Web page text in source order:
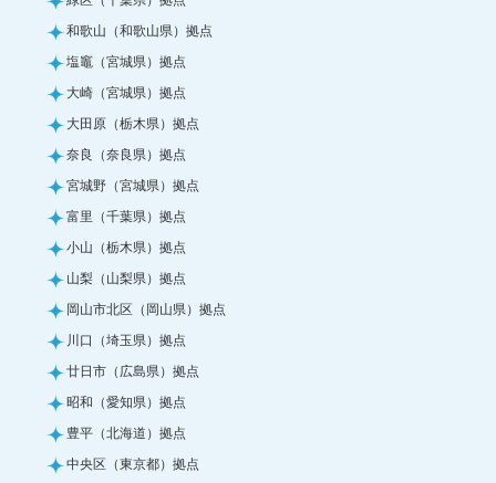
和歌山（和歌山県）拠点
塩竈（宮城県）拠点
大崎（宮城県）拠点
大田原（栃木県）拠点
奈良（奈良県）拠点
宮城野（宮城県）拠点
富里（千葉県）拠点
小山（栃木県）拠点
山梨（山梨県）拠点
岡山市北区（岡山県）拠点
川口（埼玉県）拠点
廿日市（広島県）拠点
昭和（愛知県）拠点
豊平（北海道）拠点
中央区（東京都）拠点